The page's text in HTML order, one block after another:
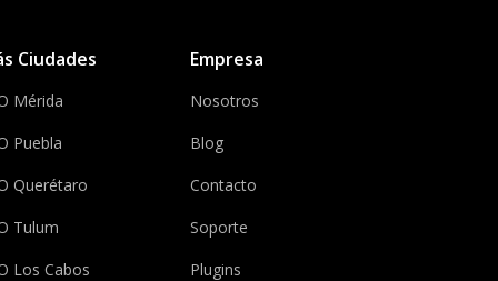
Ciudades
Mérida
Puebla
Querétaro
Tulum
Los Cabos
Empresa
Nosotros
Blog
Contacto
Soporte
Plugins